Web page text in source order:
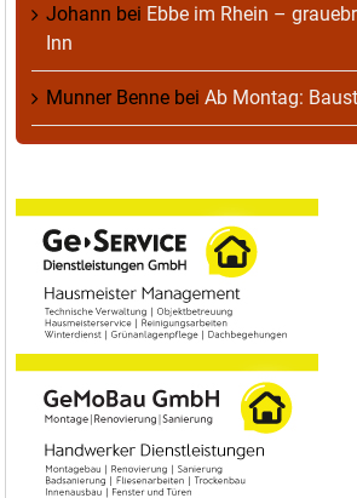
Johann bei Ebbe im Rhein –
Inn
Munner Benne bei Ab Montag: